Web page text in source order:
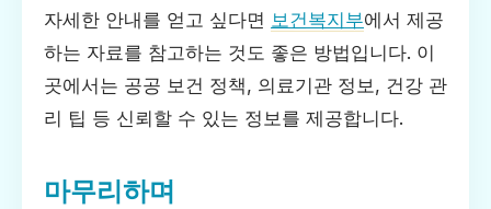
자세한 안내를 얻고 싶다면 보건복지부에서 제공
하는 자료를 참고하는 것도 좋은 방법입니다. 이
곳에서는 공공 보건 정책, 의료기관 정보, 건강 관
리 팁 등 신뢰할 수 있는 정보를 제공합니다.
마무리하며